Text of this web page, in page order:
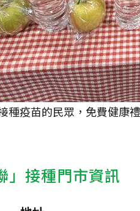
種疫苗的民眾，免費健康
」接種門市資訊